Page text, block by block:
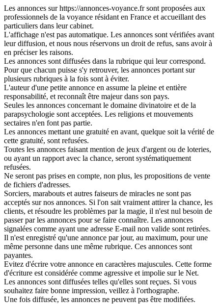
Les annonces sur https://annonces-voyance.fr sont proposées aux
professionnels de la voyance résidant en France et accueillant des
particuliers dans leur cabinet.
L'affichage n'est pas automatique. Les annonces sont vérifiées avant
leur diffusion, et nous nous réservons un droit de refus, sans avoir à
en préciser les raisons.
Les annonces sont diffusées dans la rubrique qui leur correspond.
Pour que chacun puisse s'y retrouver, les annonces portant sur
plusieurs rubriques à la fois sont à éviter.
L'auteur d'une petite annonce en assume la pleine et entière
responsabilité, et reconnaît être majeur dans son pays.
Seules les annonces concernant le domaine divinatoire et de la
parapsychologie sont acceptées. Les religions et mouvements
sectaires n'en font pas partie.
Les annonces mettant une gratuité en avant, quelque soit la vérité de
cette gratuité, sont refusées.
Toutes les annonces faisant mention de jeux d'argent ou de loteries,
ou ayant un rapport avec la chance, seront systématiquement
refusées.
Ne seront pas prises en compte, non plus, les propositions de vente
de fichiers d'adresses.
Sorciers, marabouts et autres faiseurs de miracles ne sont pas
acceptés sur nos annonces. Si l'on sait vraiment attirer la chance, les
clients, et résoudre les problèmes par la magie, il n'est nul besoin de
passer par les annonces pour se faire connaître. Les annonces
signalées comme ayant une adresse E-mail non valide sont retirées.
Il n'est enregistré qu'une annonce par jour, au maximum, pour une
même personne dans une même rubrique. Ces annonces sont
payantes.
Evitez d'écrire votre annonce en caractères majuscules. Cette forme
d'écriture est considérée comme agressive et impolie sur le Net.
Les annonces sont diffusées telles qu'elles sont reçues. Si vous
souhaitez faire bonne impression, veillez à l'orthographe.
Une fois diffusée, les annonces ne peuvent pas être modifiées.